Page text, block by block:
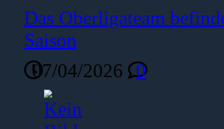
Das Oberligateam
Saison
07/04/2026
0